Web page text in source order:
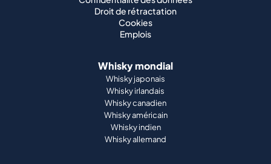
Droit de rétractation
Cookies
Emplois
Whisky mondial
Whisky japonais
Whisky irlandais
Whisky canadien
Whisky américain
Whisky indien
Whisky allemand